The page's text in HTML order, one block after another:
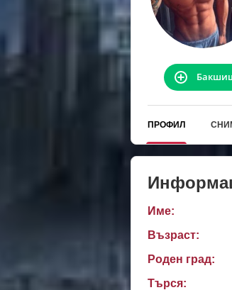
ПРОФИЛ
Име:
Възраст:
Роден град:
Търся: